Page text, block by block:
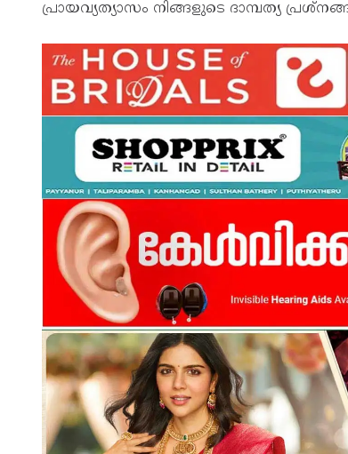
പ്രായവ്യത്യാസം നിങ്ങളുടെ ദാമ്പത്യ